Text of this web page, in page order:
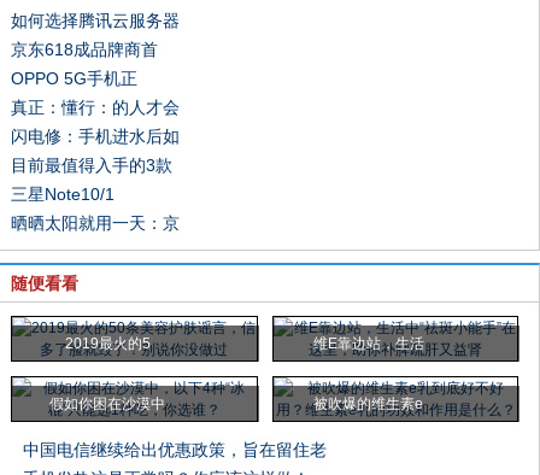
如何选择腾讯云服务器
京东618成品牌商首
OPPO 5G手机正
真正：懂行：的人才会
闪电修：手机进水后如
目前最值得入手的3款
三星Note10/1
晒晒太阳就用一天：京
随便看看
2019最火的5 维E靠边站，生活
假如你困在沙漠中 被吹爆的维生素e
中国电信继续给出优惠政策，旨在留住老